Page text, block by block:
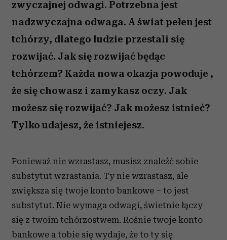
zwyczajnej odwagi. Potrzebna jest
nadzwyczajna odwaga. A świat pełen jest
tchórzy, dlatego ludzie przestali się
rozwijać. Jak się rozwijać będąc
tchórzem? Każda nowa okazja powoduje ,
że się chowasz i zamykasz oczy. Jak
możesz się rozwijać? Jak możesz istnieć?
Tylko udajesz, że istniejesz.
Ponieważ nie wzrastasz, musisz znaleźć sobie
substytut wzrastania. Ty nie wzrastasz, ale
zwiększa się twoje konto bankowe – to jest
substytut. Nie wymaga odwagi, świetnie łączy
się z twoim tchórzostwem. Rośnie twoje konto
bankowe a tobie się wydaje, że to ty się